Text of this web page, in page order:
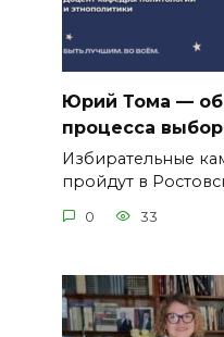
Юрий Тома — об
процесса
Избирательные
пройдут в
0 33